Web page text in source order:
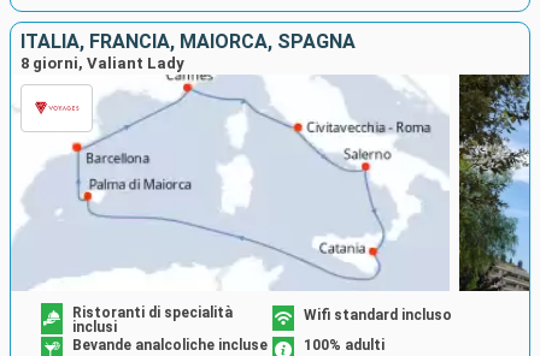
ITALIA, FRANCIA, MAIORCA, SPAGNA
8 giorni, Valiant Lady
Ristoranti di specialità
inclusi
Wifi standard incluso
Bevande analcoliche incluse
100% adulti